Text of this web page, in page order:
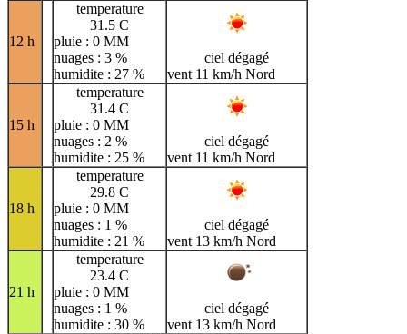
12 h
temperature
31.5 C
pluie : 0 MM
nuages : 3 %
humidite : 27 %
ciel dégagé
vent 11 km/h Nord
15 h
temperature
31.4 C
pluie : 0 MM
nuages : 2 %
humidite : 25 %
ciel dégagé
vent 11 km/h Nord
18 h
temperature
29.8 C
pluie : 0 MM
nuages : 1 %
humidite : 21 %
ciel dégagé
vent 13 km/h Nord
21 h
temperature
23.4 C
pluie : 0 MM
nuages : 1 %
humidite : 30 %
ciel dégagé
vent 13 km/h Nord